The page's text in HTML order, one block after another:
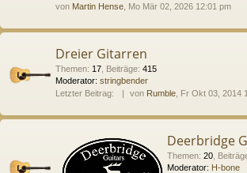
von Martin Hense , Mo Mär 02, 2026 12:01 pm
Dreier Gitarren
Themen: 17 Beiträge: 415
Moderator: stringbender
Letzter Beitrag:
von Rumble , Fr Okt 03, 2014
Deerbridge
Themen: 20
Moderator: H-bone